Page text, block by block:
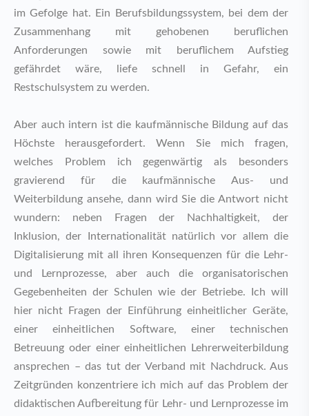
im Gefolge hat. Ein Berufsbildungssystem, bei dem der
Zusammenhang mit gehobenen beruflichen
Anforderungen sowie mit beruflichem Aufstieg
gefährdet wäre, liefe schnell in Gefahr, ein
Restschulsystem zu werden.
Aber auch intern ist die kaufmännische Bildung auf das
Höchste herausgefordert. Wenn Sie mich fragen,
welches Problem ich gegenwärtig als besonders
gravierend für die kaufmännische Aus- und
Weiterbildung ansehe, dann wird Sie die Antwort nicht
wundern: neben Fragen der Nachhaltigkeit, der
Inklusion, der Internationalität natürlich vor allem die
Digitalisierung mit all ihren Konsequenzen für die Lehr-
und Lernprozesse, aber auch die organisatorischen
Gegebenheiten der Schulen wie der Betriebe. Ich will
hier nicht Fragen der Einführung einheitlicher Geräte,
einer einheitlichen Software, einer technischen
Betreuung oder einer einheitlichen Lehrerweiterbildung
ansprechen – das tut der Verband mit Nachdruck. Aus
Zeitgründen konzentriere ich mich auf das Problem der
didaktischen Aufbereitung für Lehr- und Lernprozesse im